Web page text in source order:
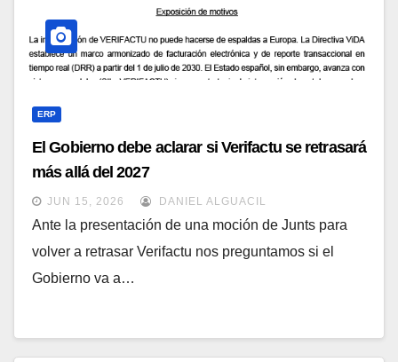
ERP
El Gobierno debe aclarar si Verifactu se retrasará
más allá del 2027
JUN 15, 2026 DANIEL ALGUACIL
Ante la presentación de una moción de Junts para
volver a retrasar Verifactu nos preguntamos si el
Gobierno va a…